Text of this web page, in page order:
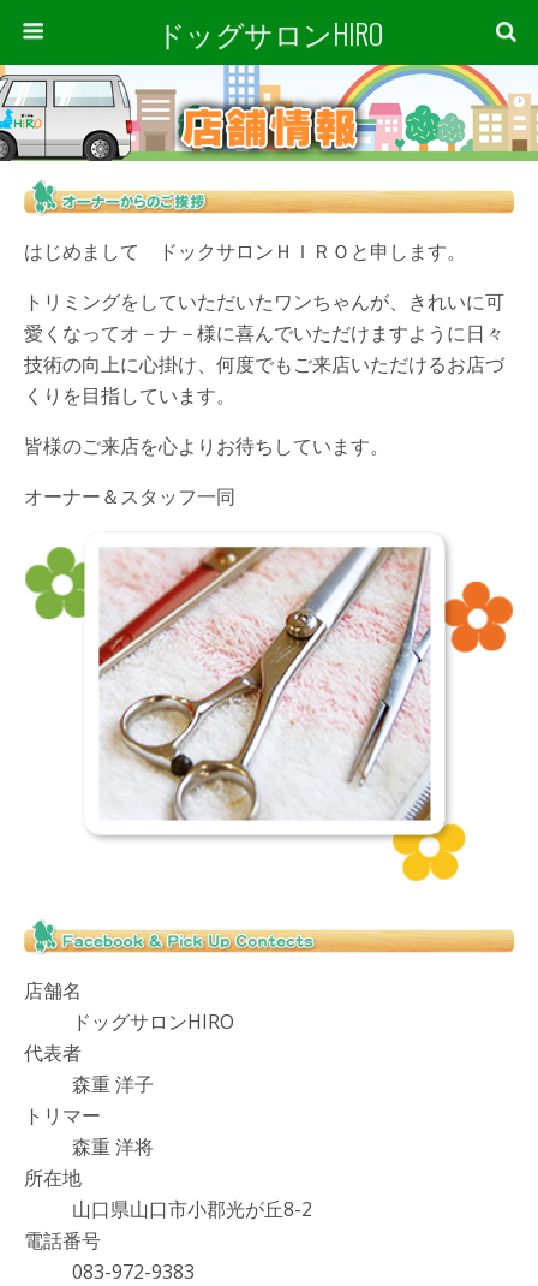
ドッグサロンHIRO
はじめまして ドックサロンＨＩＲＯと申します。
トリミングをしていただいたワンちゃんが、きれいに可
愛くなってオ－ナ－様に喜んでいただけますように日々
技術の向上に心掛け、何度でもご来店いただけるお店づ
くりを目指しています。
皆様のご来店を心よりお待ちしています。
オーナー＆スタッフ一同
店舗名
ドッグサロンHIRO
代表者
森重 洋子
トリマー
森重 洋将
所在地
山口県山口市小郡光が丘8-2
電話番号
083-972-9383